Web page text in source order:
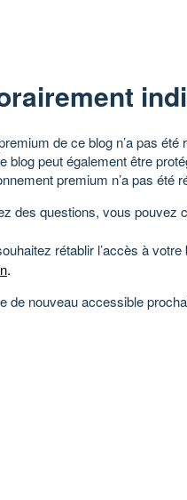
de ce blog n’a pas
blog peut également être
premium n’a pas été
des questions, vous pouvez
rétablir l’accès à
.
de nouveau accessible